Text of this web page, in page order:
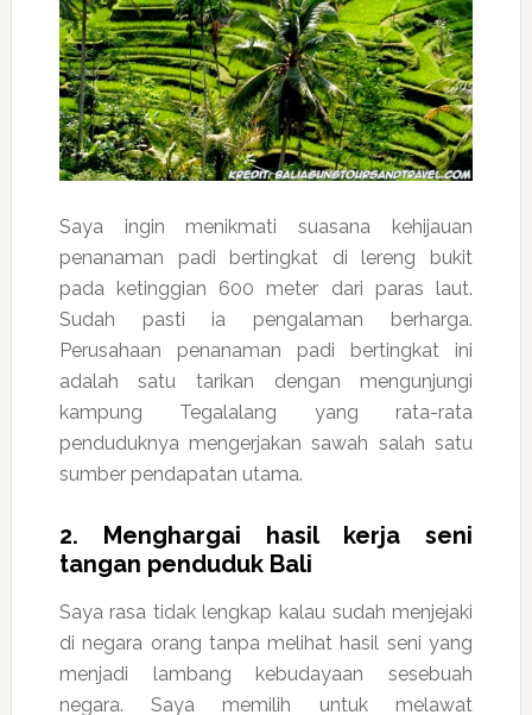
Saya ingin menikmati suasana kehijauan
penanaman padi bertingkat di lereng bukit
pada ketinggian 600 meter dari paras laut.
Sudah pasti ia pengalaman berharga.
Perusahaan penanaman padi bertingkat ini
adalah satu tarikan dengan mengunjungi
kampung Tegalalang yang rata-rata
penduduknya mengerjakan sawah salah satu
sumber pendapatan utama.
2. Menghargai hasil kerja seni
tangan penduduk Bali
Saya rasa tidak lengkap kalau sudah menjejaki
di negara orang tanpa melihat hasil seni yang
menjadi lambang kebudayaan sesebuah
negara. Saya memilih untuk melawat